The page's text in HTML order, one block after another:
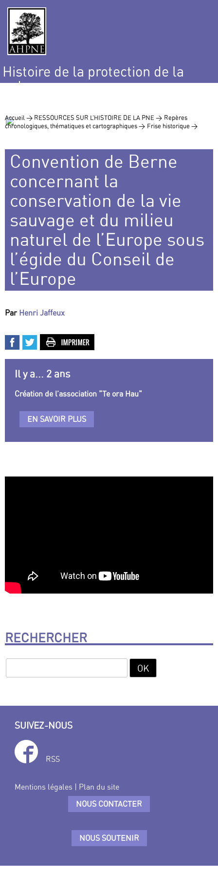
Histoire de la protection de la
nature
Accueil > RESSOURCES SUR L’HISTOIRE DE LA PNE > Repères
chronologiques, thématiques et cartographiques > Frise historique >
Convention de Berne
concernant la
conservation de la vie
sauvage et du milieu
naturel de l’Europe sous
l’égide du Conseil de
l’Europe
Par Henri Jaffeux
Il y a... 2 ans
Création de l’association "Te ora Hau"
EN SAVOIR PLUS
RECHERCHER
SUIVEZ-NOUS
RSS
Mentions légales | Plan du site
NOUS CONTACTER
NOUS SOUTENIR